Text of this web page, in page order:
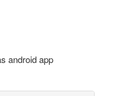
android app